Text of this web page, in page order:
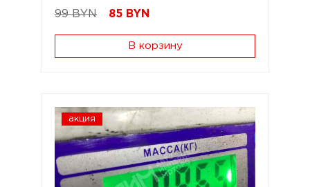
99 BYN 85 BYN
В корзину
акция